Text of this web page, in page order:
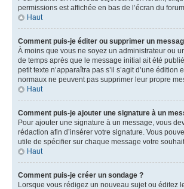
permissions est affichée en bas de l’écran du
Haut
Comment puis-je éditer ou supprimer un
À moins que vous ne soyez un administrateur ou
de temps après que le message initial ait été
petit texte n’apparaîtra pas s’il s’agit d’une
normaux ne peuvent pas supprimer leur propre
Haut
Comment puis-je ajouter une signature à un
Pour ajouter une signature à un message, vous
rédaction afin d’insérer votre signature. Vous
utile de spécifier sur chaque message votre
Haut
Comment puis-je créer un sondage ?
Lorsque vous rédigez un nouveau sujet ou éditez